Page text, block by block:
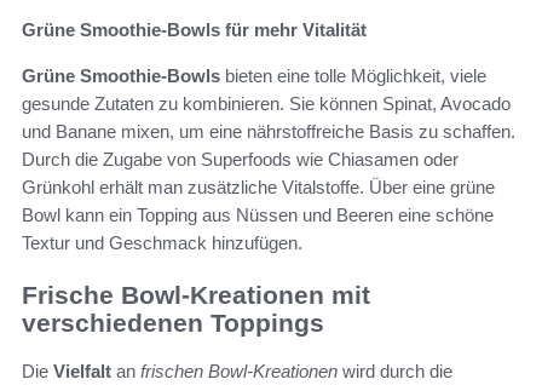
Grüne Smoothie-Bowls für mehr Vitalität
Grüne Smoothie-Bowls bieten eine tolle Möglichkeit, viele
gesunde Zutaten zu kombinieren. Sie können Spinat, Avocado
und Banane mixen, um eine nährstoffreiche Basis zu schaffen.
Durch die Zugabe von Superfoods wie Chiasamen oder
Grünkohl erhält man zusätzliche Vitalstoffe. Über eine grüne
Bowl kann ein Topping aus Nüssen und Beeren eine schöne
Textur und Geschmack hinzufügen.
Frische Bowl-Kreationen mit
verschiedenen Toppings
Die Vielfalt an frischen Bowl-Kreationen wird durch die